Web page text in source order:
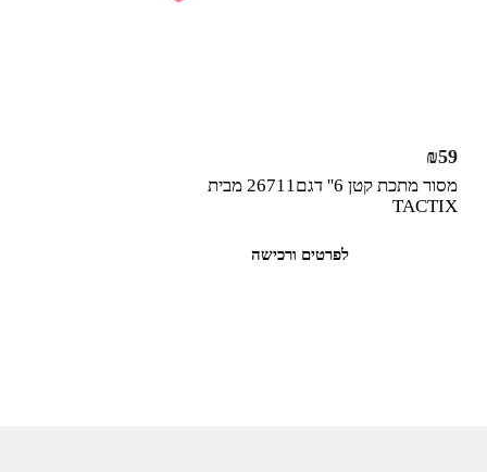
מסור מתכת קטן 6'' דגם26711 מבית
TACTIX
₪59
לפרטים ורכישה